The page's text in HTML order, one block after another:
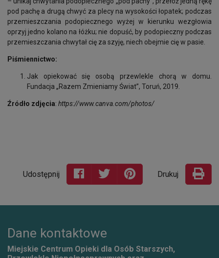
pod pachę a drugą chwyć za plecy na wysokości łopatek; podczas
przemieszczania podopiecznego wyżej w kierunku wezgłowia
oprzyj jedno kolano na łóżku; nie dopuść, by podopieczny podczas
przemieszczania chwytał cię za szyję, niech obejmie cię w pasie.
Piśmiennictwo:
Jak opiekować się osobą przewlekle chorą w domu.
Fundacja „Razem Zmieniamy Świat”, Toruń, 2019.
Źródło zdjęcia: https://www.canva.com/photos/
Udostępnij Drukuj
Dane kontaktowe
Miejskie Centrum Opieki dla Osób Starszych,